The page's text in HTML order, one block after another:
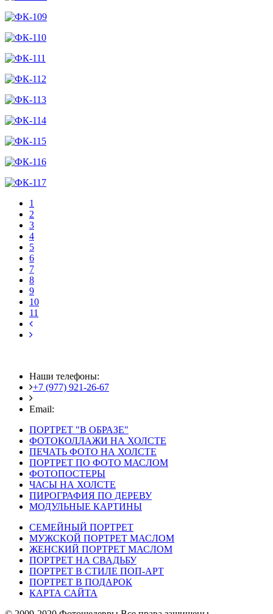
1
2
3
4
5
6
7
8
9
10
11
Наши телефоны:
+7 (977) 921-26-67
Email:
ПОРТРЕТ "В ОБРАЗЕ"
ФОТОКОЛЛАЖИ НА ХОЛСТЕ
ПЕЧАТЬ ФОТО НА ХОЛСТЕ
ПОРТРЕТ ПО ФОТО МАСЛОМ
ФОТОПОСТЕРЫ
ЧАСЫ НА ХОЛСТЕ
ПИРОГРАФИЯ ПО ДЕРЕВУ
МОДУЛЬНЫЕ КАРТИНЫ
СЕМЕЙНЫЙ ПОРТРЕТ
МУЖСКОЙ ПОРТРЕТ МАСЛОМ
ЖЕНСКИЙ ПОРТРЕТ МАСЛОМ
ПОРТРЕТ НА СВАДЬБУ
ПОРТРЕТ В СТИЛЕ ПОП-АРТ
ПОРТРЕТ В ПОДАРОК
КАРТА САЙТА